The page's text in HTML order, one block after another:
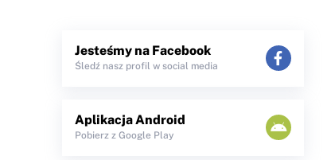
Jesteśmy na Facebook
Śledź nasz profil w social media
Aplikacja Android
Pobierz z Google Play